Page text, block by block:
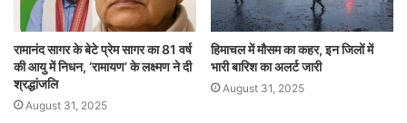
रामानंद सागर के बेटे प्रेम सागर का 81 वर्ष
की आयु में निधन, ‘रामायण’ के लक्ष्मण ने दी
श्रद्धांजलि
August 31, 2025
हिमाचल में मौसम का कहर, इन जिलों में
भारी बारिश का अलर्ट जारी
August 31, 2025